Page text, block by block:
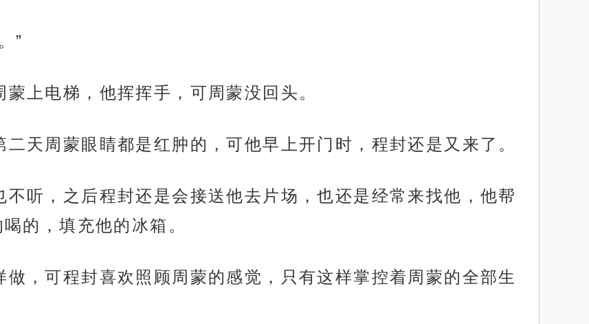
”
上电梯，他挥挥手，可周蒙没回头。
天周蒙眼睛都是红肿的，可他早上开门时，程封还是又来了。
听，之后程封还是会接送他去片场，也还是经常来找他，他帮
的，填充他的冰箱。
，可程封喜欢照顾周蒙的感觉，只有这样掌控着周蒙的全部生